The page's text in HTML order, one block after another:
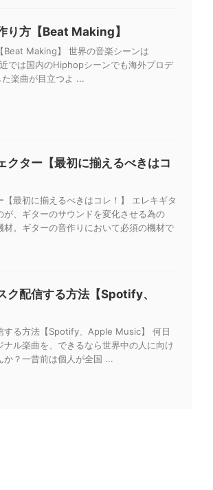
り方【Beat Making】
Beat Making】 世界の音楽シーンは
では国内のHiphopシーンでも海外プロデ
楽曲が目立つよ ...
クター【最初に揃えるべきはコ
最初に揃えるべきはコレ！】 エレキギタ
、ギターのサウンドを変化させる為の
材。ギターの音作りにおいて必須の機材で
ク配信する方法【Spotify、
する方法【Spotify、Apple Music】 何日
ナル楽曲を、できるなら世界中の人に向け
？一昔前は個人が全国 ...